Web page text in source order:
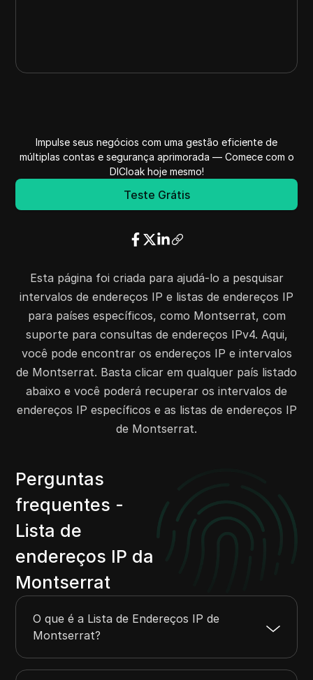
Impulse seus negócios com uma gestão eficiente de
múltiplas contas e segurança aprimorada — Comece com o
DICloak hoje mesmo!
Teste Grátis
Esta página foi criada para ajudá-lo a pesquisar
intervalos de endereços IP e listas de endereços IP
para países específicos, como Montserrat, com
suporte para consultas de endereços IPv4. Aqui,
você pode encontrar os endereços IP e intervalos
de Montserrat. Basta clicar em qualquer país listado
abaixo e você poderá recuperar os intervalos de
endereços IP específicos e as listas de endereços IP
de Montserrat.
Perguntas
frequentes -
Lista de
endereços IP da
Montserrat
O que é a Lista de Endereços IP de
Montserrat?